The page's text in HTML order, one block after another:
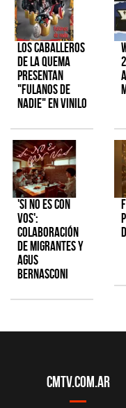
Los Caballeros
de la Quema
presentan
"Fulanos de
Nadie" en vinilo
'Si No Es Con
Vos':
colaboración
de Migrantes y
Agus
Bernasconi
CMTV.com.ar